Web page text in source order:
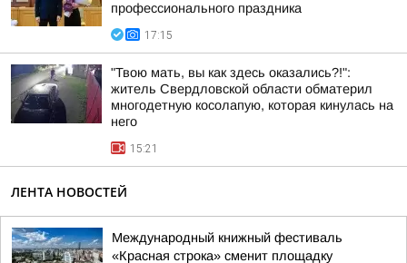
профессионального праздника
17:15
"Твою мать, вы как здесь оказались?!":
житель Свердловской области обматерил
многодетную косолапую, которая кинулась на
него
15:21
ЛЕНТА НОВОСТЕЙ
Международный книжный фестиваль
«Красная строка» сменит площадку